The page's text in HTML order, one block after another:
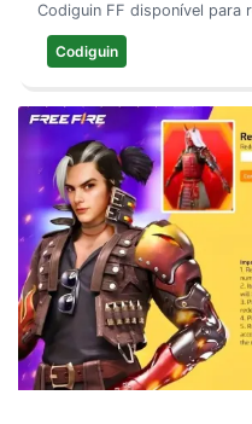
Codiguin FF disponível para
Codiguin